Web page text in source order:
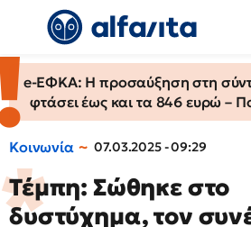
e-ΕΦΚΑ: Η προσαύξηση στη
φτάσει έως και τα 846 ευρώ –
Κοινωνία 07.03.2025 - 09:29
Τέμπη: Σώθηκε στο
δυστύχημα, τον